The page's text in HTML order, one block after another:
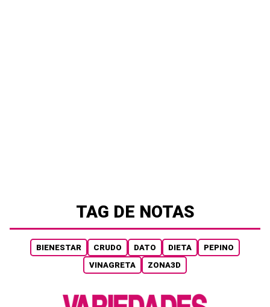
TAG DE NOTAS
BIENESTAR CRUDO DATO DIETA
PEPINO
VINAGRETA
ZONA3D